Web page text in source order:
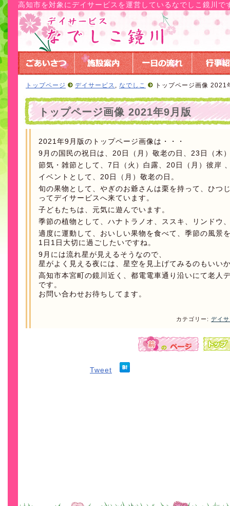
高知市を対象にデイサービスを運営しているなでしこ鏡川で
トップページ デイサービス , なでしこ トップページ画像 2021
トップページ画像 2021年9月版
2021年9月版のトップページ画像は・・・
9月の国民の祝日は、20日（月）敬老の日、23日（木
節気・雑節として、7日（火）白露、20日（月）彼岸
イベントとして、20日（月）敬老の日。
旬の果物として、やぎのお爺さんは栗を持って、ひつ
ってデイサービスへ来ています。
子どもたちは、元気に遊んでいます。
季節の植物として、ハナトラノオ、ススキ、リンドウ
適度に運動して、おいしい果物を食べて、季節の風景
1日1日大切に過ごしたいですね。
9月には流れ星が見えるそうなので、
星がよく見える夜には、星空を見上げてみるのもいい
高知市本宮町の鏡川近く、都電電車通り沿いにて老人
です。
お問い合わせお待ちしてます。
カテゴリー: デイ
Tweet